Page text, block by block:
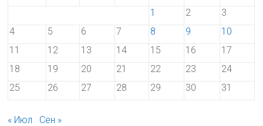
1
2
3
4
5 6 7 8 9
10
11
12 13 14 15 16
17
18
19 20 21 22 23
24
25
26 27 28 29 30 31
« Июл Сен »